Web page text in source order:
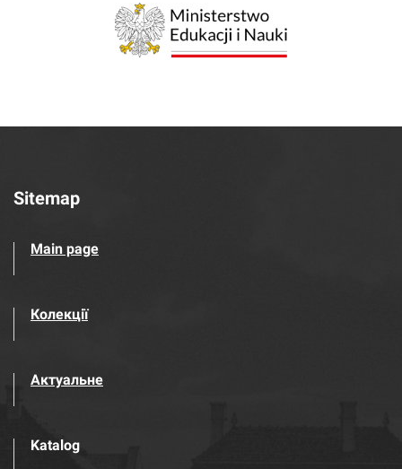
Sitemap
Main page
Колекції
Актуальне
Katalog